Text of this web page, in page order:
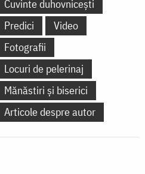
Cuvinte duhovnicești
Predici
Video
Fotografii
Locuri de pelerinaj
Mănăstiri și biserici
Articole despre autor